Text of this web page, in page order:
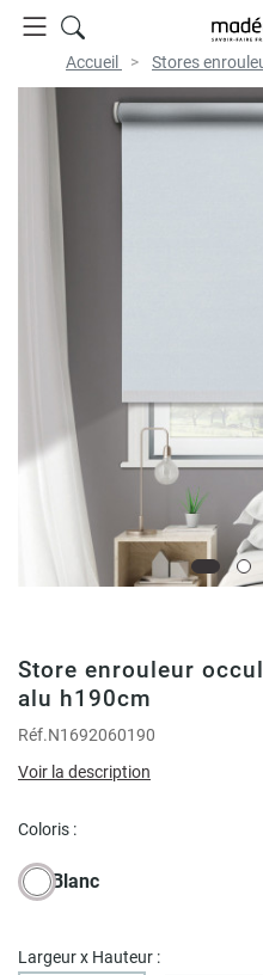
Accueil Stores
Store enrouleur
alu h190cm
Réf.N1692060190
Voir la description
Coloris :
Blanc
Largeur x Hauteur :